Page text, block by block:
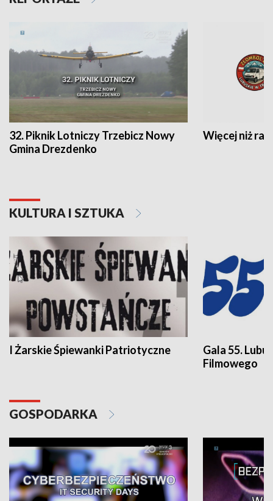
32. Piknik Lotniczy Trzebicz Nowy
Gmina Drezdenko
Więcej niż rajd
KULTURA I SZTUKA
I Żarskie Śpiewanki Patriotyczne
Gala 55.
Filmowego
GOSPODARKA